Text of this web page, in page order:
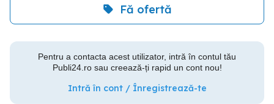
Fă ofertă
Pentru a contacta acest utilizator, intră în contul tău
Publi24.ro sau creează-ți rapid un cont nou!
Intră în cont / Înregistrează-te